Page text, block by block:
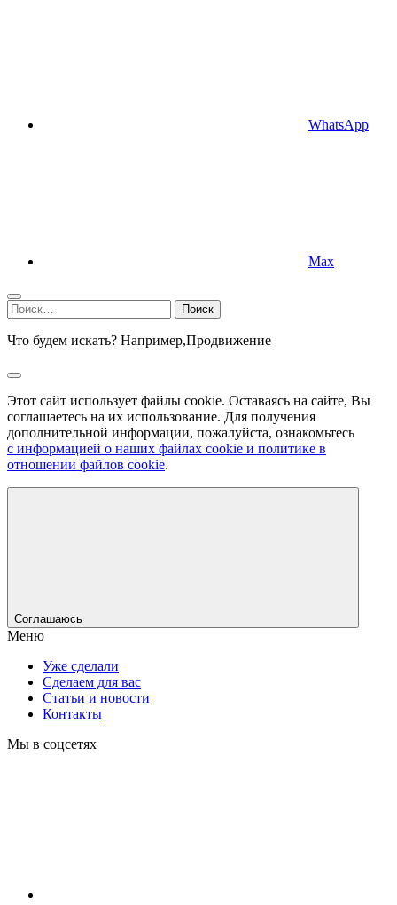
WhatsApp
Max
Найти:
Что будем искать? Например,Продвижение
Этот сайт использует файлы cookie. Оставаясь на сайте, Вы
соглашаетесь на их использование. Для получения
дополнительной информации, пожалуйста, ознакомьтесь
с информацией о наших файлах cookie и политике в
отношении файлов cookie.
Соглашаюсь
Меню
Уже сделали
Сделаем для вас
Статьи и новости
Контакты
Мы в соцсетях